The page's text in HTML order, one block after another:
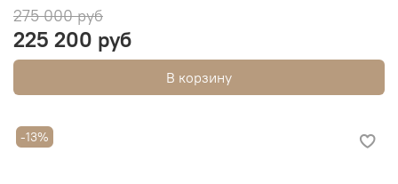
275 000 руб
225 200 руб
В корзину
-13%